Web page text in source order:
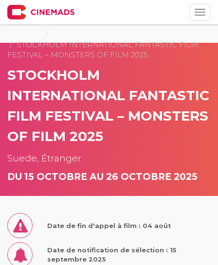
STOCKHOLM INTERNATIONAL FANTASTIC FILM
FESTIVAL – MONSTERS OF FILM 2025
STOCKHOLM
INTERNATIONAL FANTASTIC
FILM FESTIVAL – MONSTERS
OF FILM 2025
Suede, Étranger
DU 15 OCTOBRE AU 26 OCTOBRE 2025
Date de fin d'appel à film : 04 août
Date de notification de sélection : 15
septembre 2025